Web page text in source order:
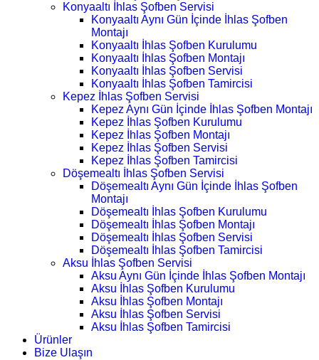
Konyaaltı İhlas Şofben Servisi
Konyaaltı Aynı Gün İçinde İhlas Şofben
Montajı
Konyaaltı İhlas Şofben Kurulumu
Konyaaltı İhlas Şofben Montajı
Konyaaltı İhlas Şofben Servisi
Konyaaltı İhlas Şofben Tamircisi
Kepez İhlas Şofben Servisi
Kepez Aynı Gün İçinde İhlas Şofben Montajı
Kepez İhlas Şofben Kurulumu
Kepez İhlas Şofben Montajı
Kepez İhlas Şofben Servisi
Kepez İhlas Şofben Tamircisi
Döşemealtı İhlas Şofben Servisi
Döşemealtı Aynı Gün İçinde İhlas Şofben
Montajı
Döşemealtı İhlas Şofben Kurulumu
Döşemealtı İhlas Şofben Montajı
Döşemealtı İhlas Şofben Servisi
Döşemealtı İhlas Şofben Tamircisi
Aksu İhlas Şofben Servisi
Aksu Aynı Gün İçinde İhlas Şofben Montajı
Aksu İhlas Şofben Kurulumu
Aksu İhlas Şofben Montajı
Aksu İhlas Şofben Servisi
Aksu İhlas Şofben Tamircisi
Ürünler
Bize Ulaşın